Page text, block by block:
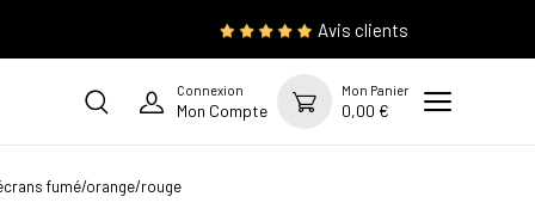
Avis clients
Connexion
Mon Compte
Mon Panier
0,00 €
fumé/orange/rouge